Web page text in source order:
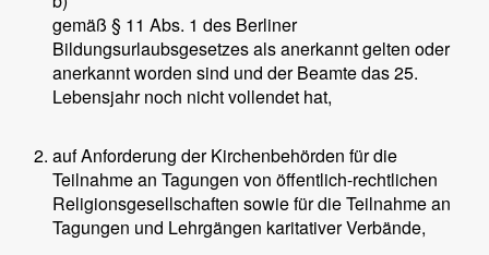
gemäß § 11 Abs. 1 des Berliner
Bildungsurlaubsgesetzes als anerkannt gelten oder
anerkannt worden sind und der Beamte das 25.
Lebensjahr noch nicht vollendet hat,
auf Anforderung der Kirchenbehörden für die
Teilnahme an Tagungen von öffentlich-rechtlichen
Religionsgesellschaften sowie für die Teilnahme an
Tagungen und Lehrgängen karitativer Verbände,